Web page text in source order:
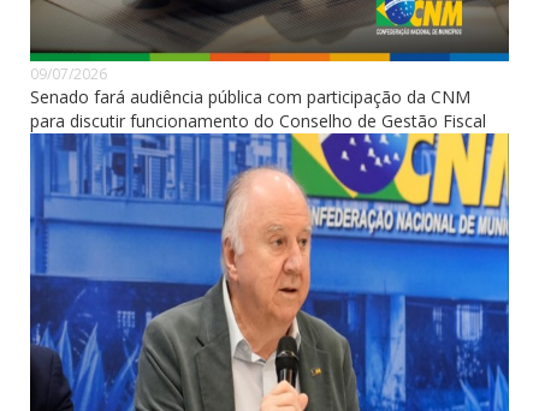
09/07/2026
Senado fará audiência pública com participação da CNM
para discutir funcionamento do Conselho de Gestão Fiscal